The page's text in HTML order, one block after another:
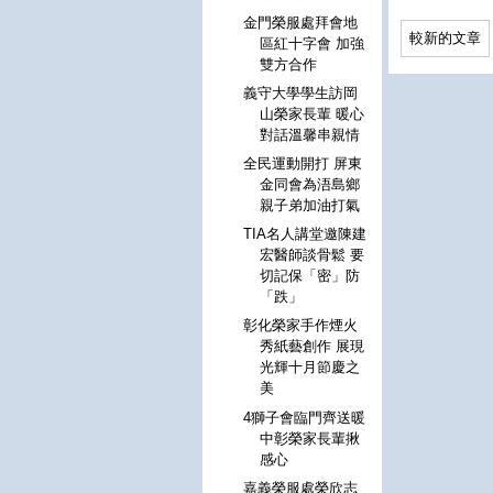
較新的文章
金門榮服處拜會地
區紅十字會 加強
雙方合作
義守大學學生訪岡
山榮家長輩 暖心
對話溫馨串親情
全民運動開打 屏東
金同會為浯島鄉
親子弟加油打氣
TIA名人講堂邀陳建
宏醫師談骨鬆 要
切記保「密」防
「跌」
彰化榮家手作煙火
秀紙藝創作 展現
光輝十月節慶之
美
4獅子會臨門齊送暖
中彰榮家長輩揪
感心
嘉義榮服處榮欣志